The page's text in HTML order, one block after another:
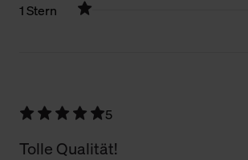
1 Stern
5
Tolle Qualität!